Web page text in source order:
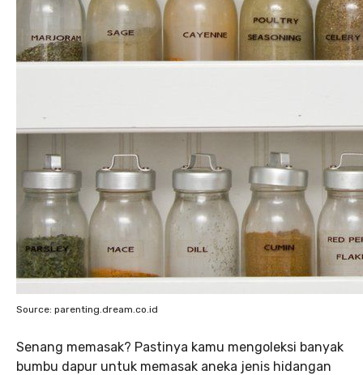
Source: parenting.dream.co.id
Senang memasak? Pastinya kamu mengoleksi banyak
bumbu dapur untuk memasak aneka jenis hidangan